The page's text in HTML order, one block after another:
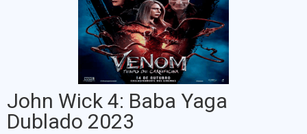
John Wick 4: Baba Yaga
Dublado 2023